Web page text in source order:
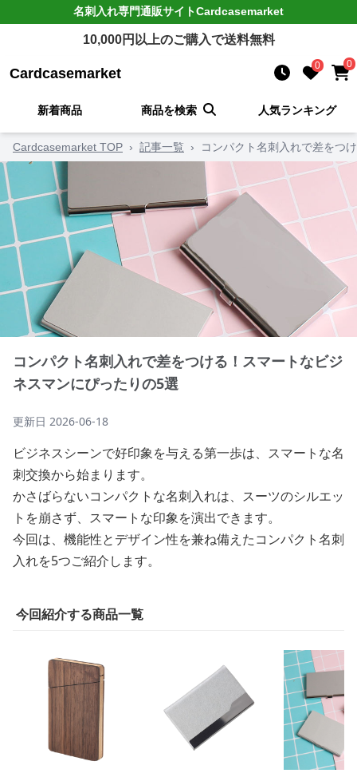
名刺入れ専門通販サイトCardcasemarket
10,000円以上のご購入で送料無料
Cardcasemarket 0 0
新着商品 商品を検索 人気ランキング
Cardcasemarket TOP › 記事一覧 › コンパクト名刺入れで差をつ
コンパクト名刺入れで差をつける！スマートなビジ
ネスマンにぴったりの5選
更新日 2026-06-18
ビジネスシーンで好印象を与える第一歩は、スマートな名
刺交換から始まります。
かさばらないコンパクトな名刺入れは、スーツのシルエッ
トを崩さず、スマートな印象を演出できます。
今回は、機能性とデザイン性を兼ね備えたコンパクト名刺
入れを5つご紹介します。
今回紹介する商品一覧